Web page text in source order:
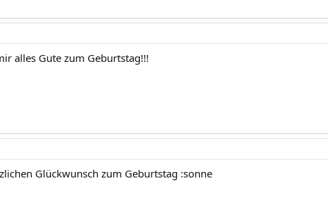
alles Gute zum Geburtstag!!!
Glückwunsch zum Geburtstag :sonne